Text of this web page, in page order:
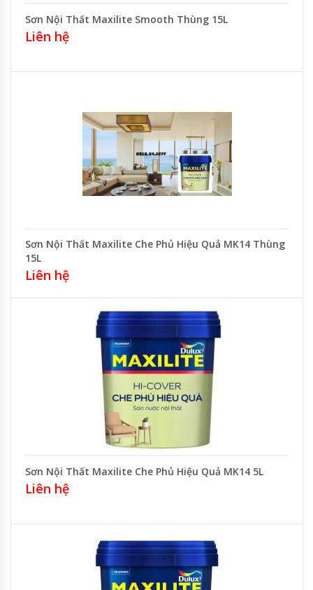
Sơn Nội Thất Maxilite Smooth Thùng 15L
Liên hệ
Sơn Nội Thất Maxilite Che Phủ Hiệu Quả MK14 Thùng
15L
Liên hệ
Sơn Nội Thất Maxilite Che Phủ Hiệu Quả MK14 5L
Liên hệ